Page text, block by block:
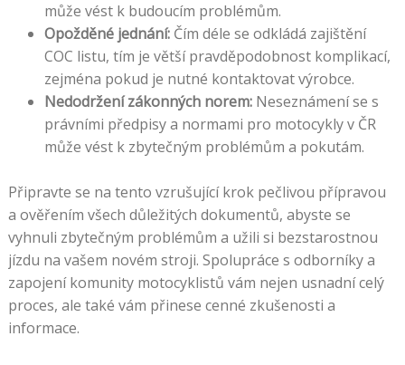
může vést k budoucím problémům.
Opožděné jednání:Čím déle se odkládá zajištění
COC listu, tím je větší pravděpodobnost komplikací,
zejména pokud je nutné kontaktovat výrobce.
Nedodržení zákonných norem:Neseznámení se s
právními předpisy a normami pro motocykly v ČR
může vést k zbytečným problémům a pokutám.
Připravte se na tento vzrušující krok pečlivou přípravou
a ověřením všech důležitých dokumentů, abyste se
vyhnuli zbytečným problémům a užili si bezstarostnou
jízdu na vašem novém stroji. Spolupráce s odborníky a
zapojení komunity motocyklistů vám nejen usnadní celý
proces, ale také vám přinese cenné zkušenosti a
informace.